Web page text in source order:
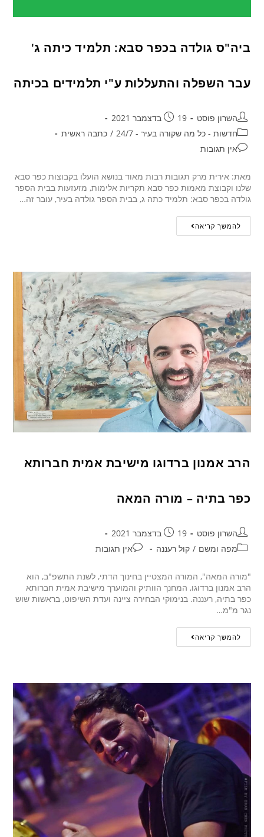
ביה"ס גולדה בכפר סבא: תלמיד כיתה ג'
עבר השפלה והתעללות ע"י תלמידים בכיתה
השרון פוסט
19 בדצמבר 2021
חדשות - כל מה שקורה בעיר - 24/7
/ כתבה ראשית
אין תגובות
מאת: אירית מרק תגובות רבות מאוד בנושא הועלו בקבוצות כפר סבא
שלנו וקבוצת מאמות כפר סבא תקריות אלימות, מזעזעות בבית הספר
גולדה בכפר סבא: תלמיד כתה ג, בבית הספר גולדה בעיר, עובר זה…
להמשך קריאה
הרב אמנון ברדוגו מישיבת אמית חברותא
כפר בתיה – מורה המאה
השרון פוסט
19 בדצמבר 2021
מפה ומשם / קול רעננה אין תגובות
"מורה המאה", המורה המצטיין בחינוך הדתי, לשנת התשפ"ב, הוא
הרב אמנון ברדוגו, המחנך הוותיק והמוערך מישיבת אמית חברותא
כפר בתיה, רעננה. בנימוקי הבחירה ציינה ועדת השיפוט, בראשות שוש
נגר מ"מ…
להמשך קריאה